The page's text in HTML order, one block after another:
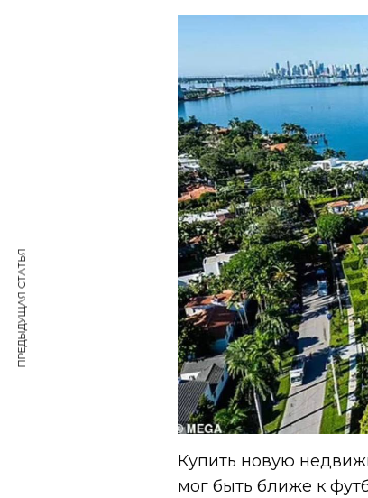
Купить новую
мог быть ближе к
ПРЕДЫДУЩАЯ СТАТЬЯ